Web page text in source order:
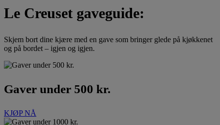
Le Creuset gaveguide:
Skjem bort dine kjære med en gave som bringer glede på kjøkkenet
og på bordet – igjen og igjen.
Gaver under 500 kr.
KJØP NÅ